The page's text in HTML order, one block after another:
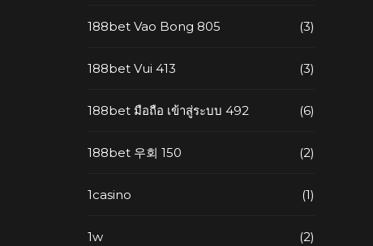
188bet Vao Bong 805 (3)
188bet Vui 413 (3)
188bet มือถือ เข้าสู่ระบบ 492 (6)
188bet 우회 150 (2)
1casino (1)
1w (2)